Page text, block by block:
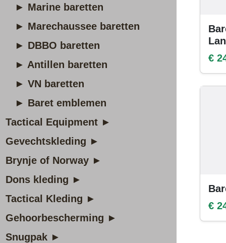
► Marine baretten
► Marechaussee baretten
► DBBO baretten
► Antillen baretten
► VN baretten
► Baret emblemen
Tactical Equipment ►
Gevechtskleding ►
Brynje of Norway ►
Dons kleding ►
Tactical Kleding ►
Gehoorbescherming ►
Snugpak ►
€
€